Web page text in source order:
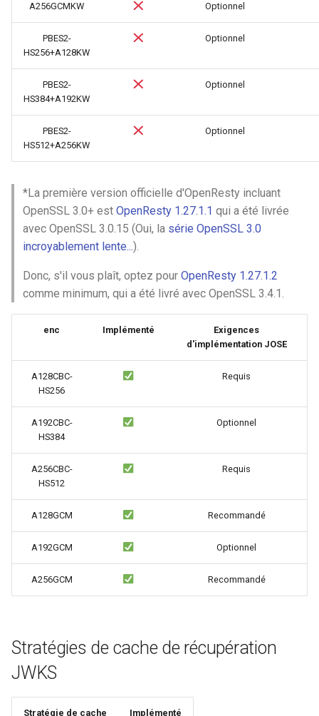
tuning
unbrotli
untar
upload-progress
upload
upstream-dynamic
upstream-fair
upsync
vod
webp
xss
zip
A256GCMKW Optionnel
PBES2-
HS256+A128KW
Optionnel
PBES2-
HS384+A192KW
Optionnel
PBES2-
HS512+A256KW
Optionnel
*La première version officielle d'OpenResty incluant
OpenSSL 3.0+ est OpenResty 1.27.1.1 qui a été livrée
avec OpenSSL 3.0.15 (Oui, la série OpenSSL 3.0
incroyablement lente...).
Donc, s'il vous plaît, optez pour OpenResty 1.27.1.2
comme minimum, qui a été livré avec OpenSSL 3.4.1.
enc Implémenté
Exigences
d'implémentation JOSE
A128CBC-
HS256
Requis
A192CBC-
HS384
Optionnel
A256CBC-
HS512
Requis
A128GCM Recommandé
A192GCM Optionnel
A256GCM Recommandé
Stratégies de cache de récupération
JWKS
Stratégie de cache Implémenté